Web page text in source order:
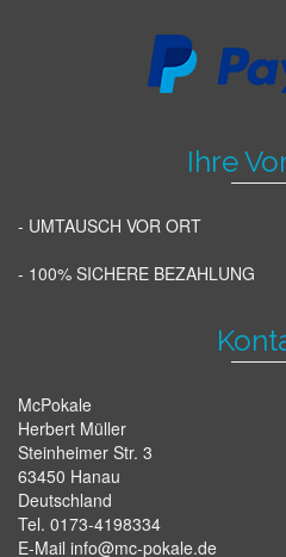
Ihre
- UMTAUSCH VOR ORT
- 100% SICHERE BEZAHLUNG
McPokale
Herbert Müller
Steinheimer Str. 3
63450 Hanau
Deutschland
Tel. 0173-4198334
E-Mail info@mc-pokale.de